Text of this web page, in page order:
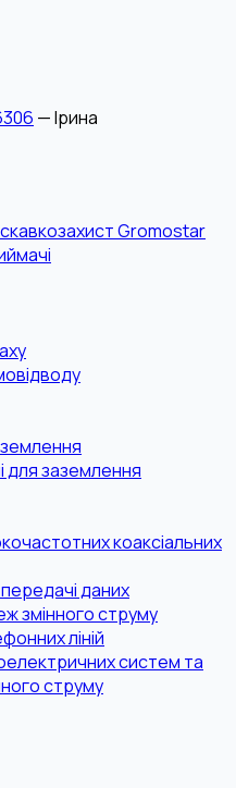
— Ірина
Gromostar
для заземлення
коаксіальних
передачі даних
змінного струму
ліній
систем та
струму